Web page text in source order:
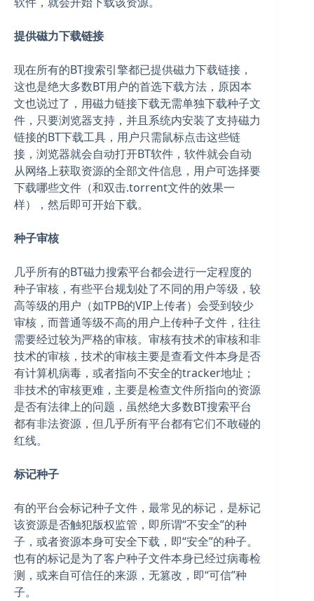
提供磁力下载链接
现在所有的BT搜索引擎都已提供磁力下载链接，
这也是绝大多数BT用户的首选下载方法，原因本
文也说过了，用磁力链接下载无需单独下载种子文
件，只要浏览器支持，并且系统内安装了支持磁力
链接的BT下载工具，用户只需鼠标点击这些链
接，浏览器就会自动打开BT软件，软件就会自动
从网络上获取资源的全部文件信息，用户可选择要
下载哪些文件（和双击.torrent文件的效果一
样），然后即可开始下载。
种子审核
几乎所有的BT磁力搜索平台都会进行一定程度的
种子审核，有些平台规划处了不同的用户等级，较
高等级的用户（如TPB的VIP上传者）会受到较少
审核，而普通等级不高的用户上传种子文件，往往
需要经过较为严格的审核。审核有技术的审核和非
技术的审核，技术的审核主要是查看文件本身是否
有计算机病毒，或者指向不安全的tracker地址；
非技术的审核更难，主要是检查文件所指向的资源
是否有法律上的问题，虽然绝大多数BT搜索平台
都有非法资源，但几乎所有平台都有它们不敢碰的
红线。
标记种子
有的平台会标记种子文件，最常见的标记，是标记
该资源是否触犯版权监管，即所谓“不安全”的种
子，或者资源本身可安全下载，即“安全”的种子。
也有的标记是为了客户种子文件本身已经过病毒检
测，或来自可信任的来源，无篡改，即“可信”种
子。